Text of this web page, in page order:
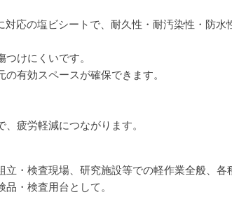
応の塩ビシートで、耐久性・耐汚染性・防
けにくいです。
有効スペースが確保できます。
疲労軽減につながります。
・検査現場、研究施設等での軽作業全般、各
・検査用台として。